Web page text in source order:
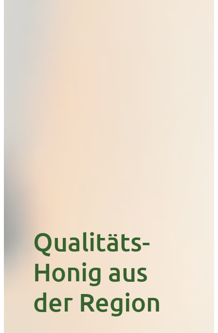
Qualitäts-
Honig aus
der Region